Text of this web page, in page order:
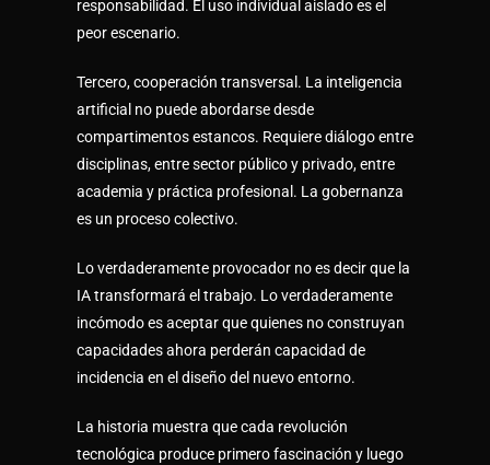
responsabilidad. El uso individual aislado es el
peor escenario.
Tercero, cooperación transversal. La inteligencia
artificial no puede abordarse desde
compartimentos estancos. Requiere diálogo entre
disciplinas, entre sector público y privado, entre
academia y práctica profesional. La gobernanza
es un proceso colectivo.
Lo verdaderamente provocador no es decir que la
IA transformará el trabajo. Lo verdaderamente
incómodo es aceptar que quienes no construyan
capacidades ahora perderán capacidad de
incidencia en el diseño del nuevo entorno.
La historia muestra que cada revolución
tecnológica produce primero fascinación y luego